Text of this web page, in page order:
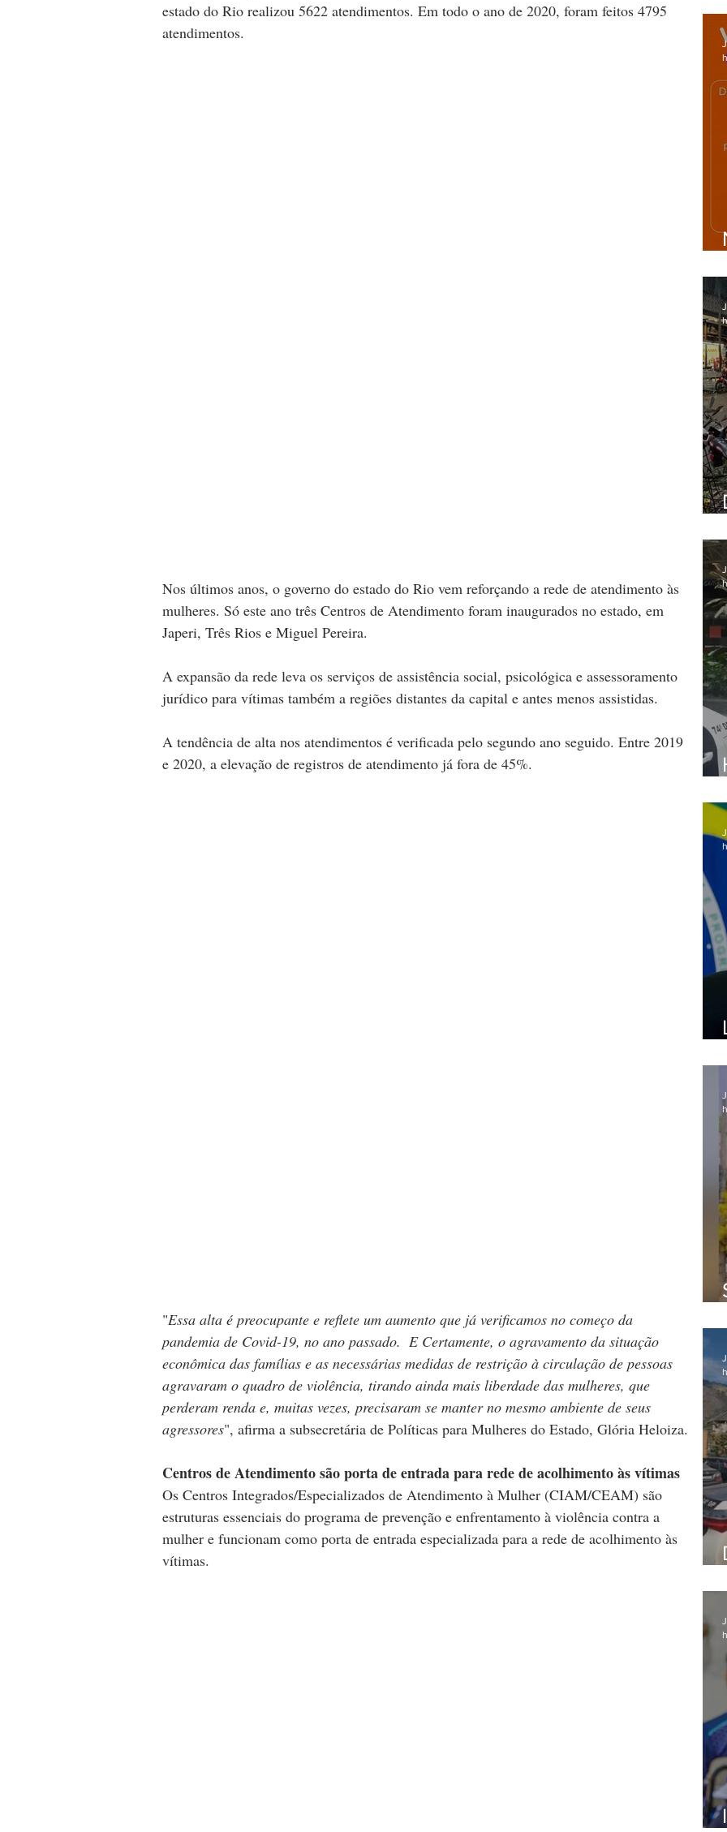
estado do Rio realizou 5622 atendimentos. Em todo o ano de 2020, foram feitos 4795
atendimentos.
Nos últimos anos, o governo do estado do Rio vem reforçando a rede de atendimento às
mulheres. Só este ano três Centros de Atendimento foram inaugurados no estado, em
Japeri, Três Rios e Miguel Pereira.
A expansão da rede leva os serviços de assistência social, psicológica e assessoramento
jurídico para vítimas também a regiões distantes da capital e antes menos assistidas.
A tendência de alta nos atendimentos é verificada pelo segundo ano seguido. Entre 2019
e 2020, a elevação de registros de atendimento já fora de 45%.
"Essa alta é preocupante e reflete um aumento que já verificamos no começo da
pandemia de Covid-19, no ano passado.  E Certamente, o agravamento da situação
econômica das famílias e as necessárias medidas de restrição à circulação de pessoas
agravaram o quadro de violência, tirando ainda mais liberdade das mulheres, que
perderam renda e, muitas vezes, precisaram se manter no mesmo ambiente de seus
agressores", afirma a subsecretária de Políticas para Mulheres do Estado, Glória Heloiza.
Centros de Atendimento são porta de entrada para rede de acolhimento às vítimas
Os Centros Integrados/Especializados de Atendimento à Mulher (CIAM/CEAM) são
estruturas essenciais do programa de prevenção e enfrentamento à violência contra a
mulher e funcionam como porta de entrada especializada para a rede de acolhimento às
vítimas.